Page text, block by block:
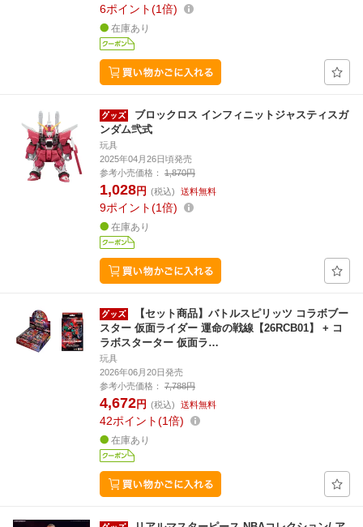
6ポイント 1倍
在庫あり
ブロックロス インフィニットジャスティスガ
ンダム弐式
玩具
2025年04月26日頃発売
参考小売価格：
1,870円
1,028円 (税込) 送料無料
9ポイント 1倍
在庫あり
【セット商品】バトルスピリッツ コラボブー
スター 仮面ライダー 運命の戦線【26RCB01】 + コ
ラボスターター 仮面ラ…
玩具
2026年06月20日発売
参考小売価格：
7,788円
4,672円 (税込) 送料無料
42ポイント 1倍
在庫あり